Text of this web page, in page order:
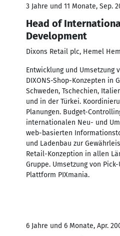
3 Jahre und 11 Monate, Sep.
Head of
Development
Dixons Retail plc, Hemel
Entwicklung und Umsetzung
DIXONS-Shop-Konzepten in
Schweden, Tschechien,
und in der Türkei.
Planungen. Budget-
internationalen Neu- und
web-basierten
und Ladenbau zur
Retail-Konzeption in allen
Gruppe. Umsetzung von
Plattform PIXmania.
6 Jahre und 6 Monate, Apr.